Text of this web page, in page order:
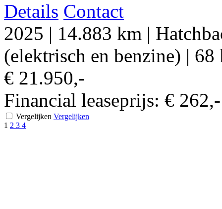
Details Contact
2025 | 14.883 km |
(elektrisch en benzine) | 68
€ 21.950,-
Financial leaseprijs: €
Vergelijken Vergelijken
1 2 3 4